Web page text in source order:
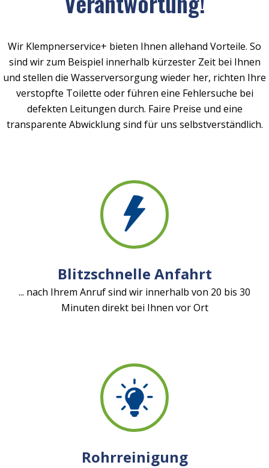
Wir Klempnerservice+ bieten Ihnen allehand Vorteile. So
sind wir zum Beispiel innerhalb kürzester Zeit bei Ihnen
und stellen die Wasserversorgung wieder her, richten Ihre
verstopfte Toilette oder führen eine Fehlersuche bei
defekten Leitungen durch. Faire Preise und eine
transparente Abwicklung sind für uns selbstverständlich.
Blitzschnelle Anfahrt
... nach Ihrem Anruf sind wir innerhalb von 20 bis 30
Minuten direkt bei Ihnen vor Ort
Rohrreinigung